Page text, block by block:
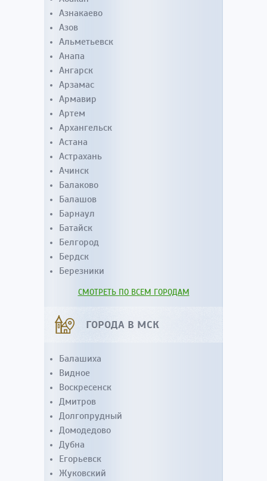
Азнакаево
Азов
Альметьевск
Анапа
Ангарск
Арзамас
Армавир
Артем
Архангельск
Астана
Астрахань
Ачинск
Балаково
Балашов
Барнаул
Батайск
Белгород
Бердск
Березники
СМОТРЕТЬ ПО ВСЕМ ГОРОДАМ
ГОРОДА В МСК
Балашиха
Видное
Воскресенск
Дмитров
Долгопрудный
Домодедово
Дубна
Егорьевск
Жуковский